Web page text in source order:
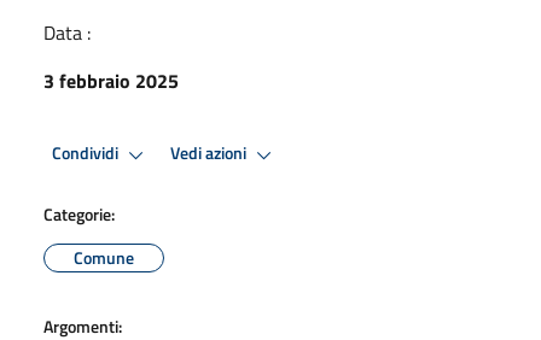
Data :
3 febbraio 2025
Condividi Vedi azioni
Categorie:
Comune
Argomenti: